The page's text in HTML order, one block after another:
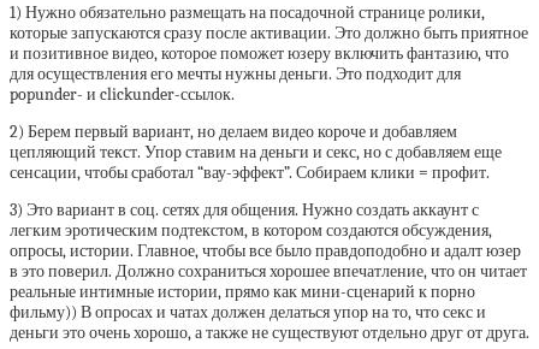
1) Нужно обязательно размещать на посадочной странице ролики,
которые запускаются сразу после активации. Это должно быть приятное
и позитивное видео, которое поможет юзеру включить фантазию, что
для осуществления его мечты нужны деньги. Это подходит для
popunder- и clickunder-ссылок.
2) Берем первый вариант, но делаем видео короче и добавляем
цепляющий текст. Упор ставим на деньги и секс, но с добавляем еще
сенсации, чтобы сработал “вау-эффект”. Собираем клики = профит.
3) Это вариант в соц. сетях для общения. Нужно создать аккаунт с
легким эротическим подтекстом, в котором создаются обсуждения,
опросы, истории. Главное, чтобы все было правдоподобно и адалт юзер
в это поверил. Должно сохраниться хорошее впечатление, что он читает
реальные интимные истории, прямо как мини-сценарий к порно
фильму)) В опросах и чатах должен делаться упор на то, что секс и
деньги это очень хорошо, а также не существуют отдельно друг от друга.